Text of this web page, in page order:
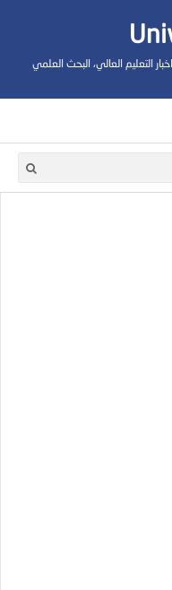
التعليم العالي، البحث العلمي